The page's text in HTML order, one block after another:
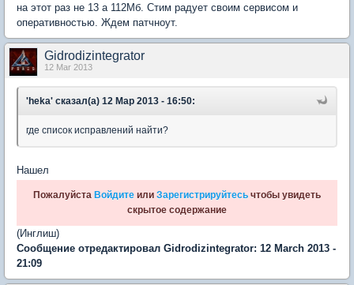
на этот раз не 13 а 112Мб. Стим радует своим сервисом и
оперативностью. Ждем патчноут.
Gidrodizintegrator
12 Mar 2013
'heka' сказал(а) 12 Мар 2013 - 16:50:
где список исправлений найти?
Нашел
Пожалуйста Войдите или Зарегистрируйтесь чтобы увидеть
скрытое содержание
(Инглиш)
Сообщение отредактировал Gidrodizintegrator: 12 March 2013 -
21:09